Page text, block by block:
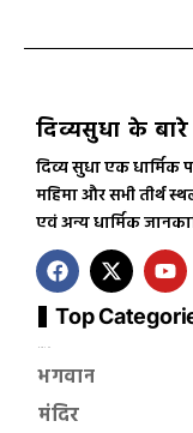
दिव्यसुधा के
दिव्य सुधा एक धार्मिक
महिमा और सभी तीर्थ
एवं अन्य धार्मिक
Top
भगवान
मंदिर